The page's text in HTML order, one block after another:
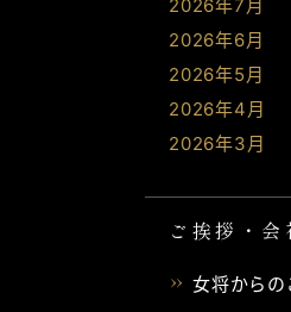
2026年7月
2026年6月
2026年5月
2026年4月
2026年3月
ご挨拶・会
女将からの